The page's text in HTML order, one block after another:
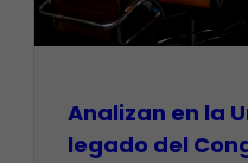
Analizan en la
legado del